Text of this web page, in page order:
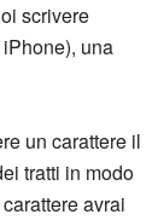
scrivere
una
un carattere il
tratti in modo
avrai